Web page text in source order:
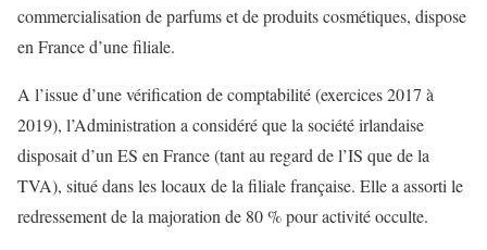
commercialisation de parfums et de produits cosmétiques, dispose
en France d’une filiale.
A l’issue d’une vérification de comptabilité (exercices 2017 à
2019), l’Administration a considéré que la société irlandaise
disposait d’un ES en France (tant au regard de l’IS que de la
TVA), situé dans les locaux de la filiale française. Elle a assorti le
redressement de la majoration de 80 % pour activité occulte.